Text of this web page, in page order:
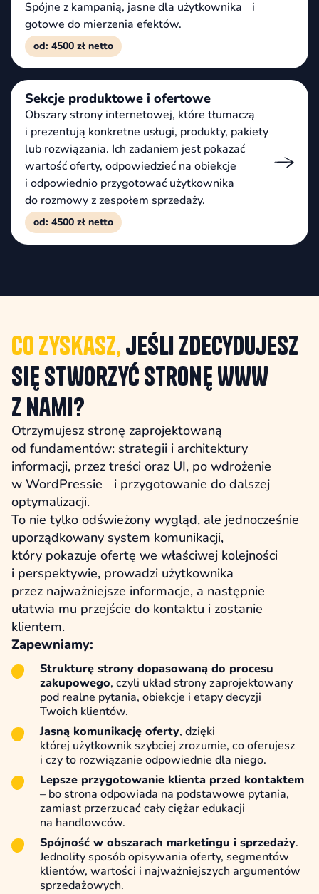
Spójne z kampanią, jasne dla użytkownika i
gotowe do mierzenia efektów.
od: 4500 zł netto
Sekcje produktowe i ofertowe
Obszary strony internetowej, które tłumaczą
i prezentują konkretne usługi, produkty, pakiety
lub rozwiązania. Ich zadaniem jest pokazać
wartość oferty, odpowiedzieć na obiekcje
i odpowiednio przygotować użytkownika
do rozmowy z zespołem sprzedaży.
od: 4500 zł netto
Co zyskasz,jeśli zdecydujesz
się stworzyć stronę WWW
z nami?
Otrzymujesz stronę zaprojektowaną
od fundamentów: strategii i architektury
informacji, przez treści oraz UI, po wdrożenie
w WordPressie i przygotowanie do dalszej
optymalizacji.
To nie tylko odświeżony wygląd, ale jednocześnie
uporządkowany system komunikacji,
który pokazuje ofertę we właściwej kolejności
i perspektywie, prowadzi użytkownika
przez najważniejsze informacje, a następnie
ułatwia mu przejście do kontaktu i zostanie
klientem.
Zapewniamy:
Strukturę strony dopasowaną do procesu
zakupowego, czyli układ strony zaprojektowany
pod realne pytania, obiekcje i etapy decyzji
Twoich klientów.
Jasną komunikację oferty, dzięki
której użytkownik szybciej zrozumie, co oferujesz
i czy to rozwiązanie odpowiednie dla niego.
Lepsze przygotowanie klienta przed kontaktem
– bo strona odpowiada na podstawowe pytania,
zamiast przerzucać cały ciężar edukacji
na handlowców.
Spójność w obszarach marketingu i sprzedaży.
Jednolity sposób opisywania oferty, segmentów
klientów, wartości i najważniejszych argumentów
sprzedażowych.